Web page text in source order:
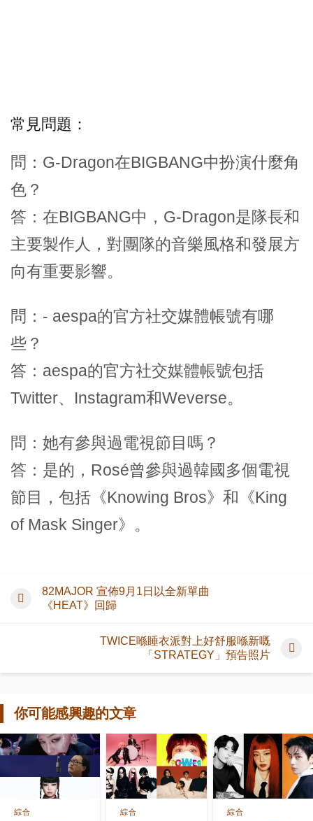
常見問題：
問：G-Dragon在BIGBANG中扮演什麼角
色？
答：在BIGBANG中，G-Dragon是隊長和
主要製作人，對團隊的音樂風格和發展方
向有重要影響。
問：- aespa的官方社交媒體帳號有哪
些？
答：aespa的官方社交媒體帳號包括
Twitter、Instagram和Weverse。
問：她有參與過電視節目嗎？
答：是的，Rosé曾參與過韓國多個電視
節目，包括《Knowing Bros》和《King
of Mask Singer》。
82MAJOR 宣佈9月1日以全新單曲
《HEAT》回歸
TWICE喺睡衣派對上好舒服喺新嘅
「STRATEGY」預告照片
你可能感興趣的文章
綜合 綜合 綜合